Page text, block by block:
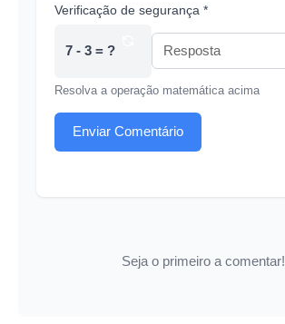
Verificação de segurança *
7 - 3 = ?
Resolva a operação matemática acima
Enviar Comentário
Seja o primeiro a comentar!